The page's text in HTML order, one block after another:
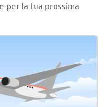
per la tua prossima